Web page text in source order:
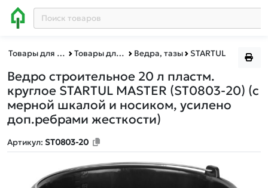
Товары для дома Товары для уборки Ведра, тазы STARTUL
Ведро строительное 20 л пластм.
круглое STARTUL MASTER (ST0803-20) (с
мерной шкалой и носиком, усилено
доп.ребрами жесткости)
Артикул: ST0803-20